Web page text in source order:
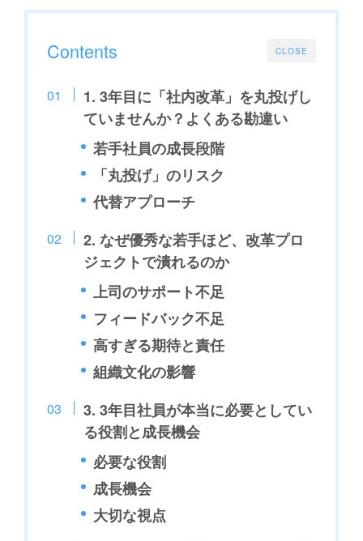
CLOSE
Contents
1. 3年目に「社内改革」を丸投げし
ていませんか？よくある勘違い
若手社員の成長段階
「丸投げ」のリスク
代替アプローチ
2. なぜ優秀な若手ほど、改革プロ
ジェクトで潰れるのか
上司のサポート不足
フィードバック不足
高すぎる期待と責任
組織文化の影響
3. 3年目社員が本当に必要としてい
る役割と成長機会
必要な役割
成長機会
大切な視点